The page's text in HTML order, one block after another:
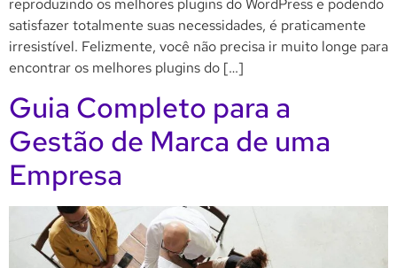
satisfazer totalmente suas necessidades, é praticamente
irresistível. Felizmente, você não precisa ir muito longe para
encontrar os melhores plugins do […]
Guia Completo para a
Gestão de Marca de uma
Empresa